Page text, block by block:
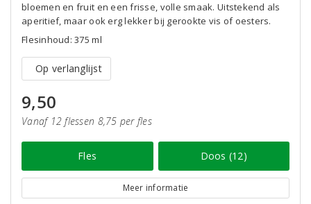
bloemen en fruit en een frisse, volle smaak. Uitstekend als
aperitief, maar ook erg lekker bij gerookte vis of oesters.
Flesinhoud: 375 ml
Op verlanglijst
9,50
Vanaf 12 flessen 8,75 per fles
Fles Doos (12)
Meer informatie